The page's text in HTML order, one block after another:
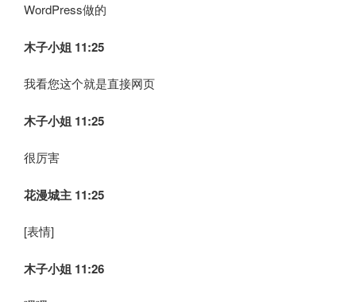
WordPress做的
木子小姐 11:25
我看您这个就是直接网页
木子小姐 11:25
很厉害
花漫城主 11:25
[表情]
木子小姐 11:26